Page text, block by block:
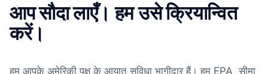
आप सौदा लाएँ। हम उसे क्रियान्वित
करें।
हम आपके अमेरिकी पक्ष के आयात सुविधा भागीदार हैं। हम EPA, सीमा